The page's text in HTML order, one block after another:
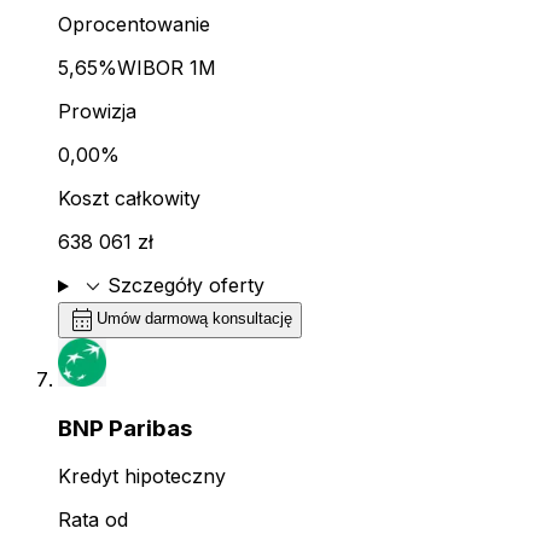
Oprocentowanie
5,65%WIBOR 1M
Prowizja
0,00%
Koszt całkowity
638 061 zł
expand_more Szczegóły oferty
calendar_month Umów darmową konsultację
BNP Paribas
Kredyt hipoteczny
Rata od